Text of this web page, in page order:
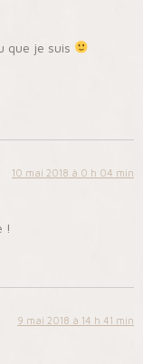
que je suis
10 mai 2018 à 0 h 04 min
!
9 mai 2018 à 14 h 41 min